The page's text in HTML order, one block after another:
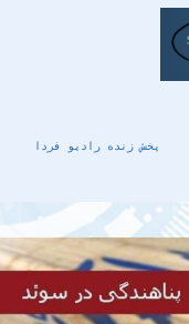
پخش زنده رادیو فردا